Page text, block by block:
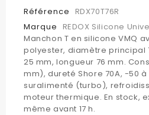
Référence
RDX70T76R
Marque
REDOX Silicone
Manchon T en silicone VMQ
polyester, diamètre principal
25 mm, longueur 76 mm.
mm), dureté Shore 70A, -50 à
suralimenté (turbo),
moteur thermique. En stock,
même avant 17 h.